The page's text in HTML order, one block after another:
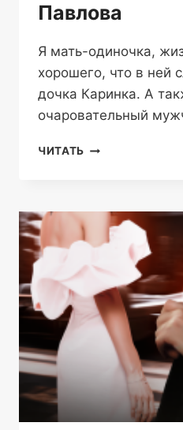
Павлова
Я мать-одиночка,
хорошего, что в ней
дочка Каринка. А
очаровательный
ЧИТАТЬ ПРИНЦ
—
ОЛЬГА
ПАВЛОВА